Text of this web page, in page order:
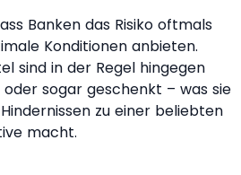
Banken das Risiko oftmals
Konditionen anbieten.
sind in der Regel hingegen
sogar geschenkt – was sie
zu einer beliebten
macht.